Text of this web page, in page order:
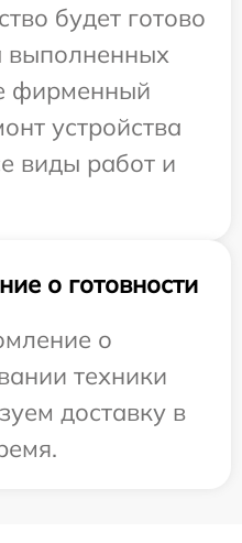
будет готово
выполненных
фирменный
устройства
виды работ и
о готовности
о
техники
доставку в